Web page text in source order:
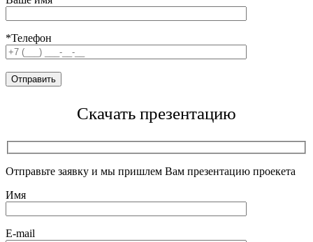
*Телефон
Скачать презентацию
Отправьте заявку и мы пришлем Вам презентацию проекета
Имя
E-mail